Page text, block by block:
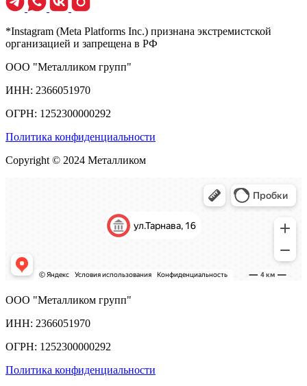
*Instagram (Meta Platforms Inc.) признана экстремистской
организацией и запрещена в РФ
ООО "Металликом групп"
ИНН: 2366051970
ОГРН: 1252300000292
Политика конфиденциальности
Copyright © 2024 Металликом
ООО "Металликом групп"
ИНН: 2366051970
ОГРН: 1252300000292
Политика конфиденциальности